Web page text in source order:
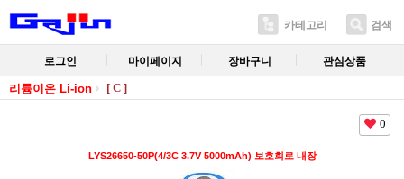
카테고리 검색
로그인 마이페이지 장바구니 관심상품
리튬이온 Li-ion [ C ]
0
LYS26650-50P(4/3C 3.7V 5000mAh) 보호회로 내장